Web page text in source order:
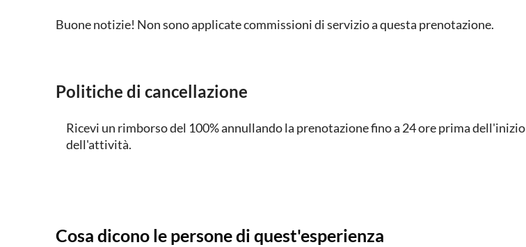
Buone notizie! Non sono applicate commissioni di servizio a questa prenotazione.
Politiche di cancellazione
Ricevi un rimborso del 100% annullando la prenotazione fino a 24 ore prima dell'inizio
dell'attività.
Cosa dicono le persone di quest'esperienza